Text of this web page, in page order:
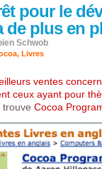
pour le
de plus en
Schwob
, Livres
ventes
ceux ayant pour
trouve Cocoa